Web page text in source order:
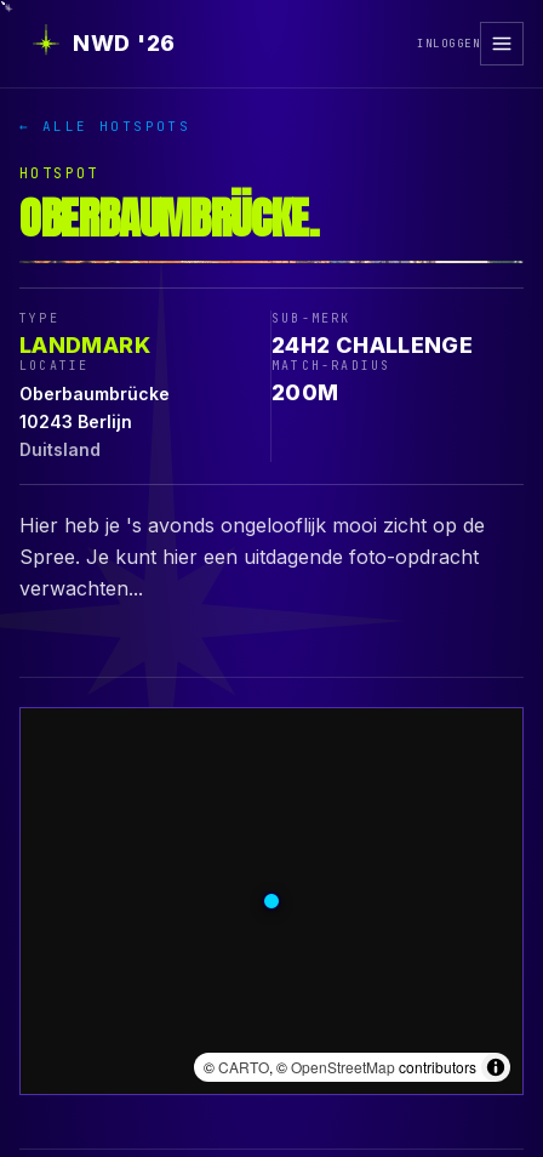
NWD '26 INLOGGEN
← ALLE HOTSPOTS
HOTSPOT
OBERBAUMBRÜCKE.
TYPE
LANDMARK
SUB-MERK
24H2 CHALLENGE
LOCATIE
Oberbaumbrücke
10243 Berlijn
Duitsland
MATCH-RADIUS
200M
Hier heb je 's avonds ongelooflijk mooi zicht op de
Spree. Je kunt hier een uitdagende foto-opdracht
verwachten...
©CARTO, ©OpenStreetMapcontributors